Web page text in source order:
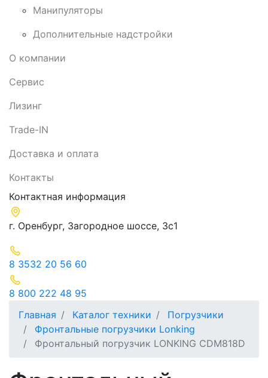
Манипуляторы
Дополнительные надстройки
О компании
Сервис
Лизинг
Trade-IN
Доставка и оплата
Контакты
Контактная информация
г. Оренбург, Загородное шоссе, 3с1
8 3532 20 56 60
8 800 222 48 95
Главная
Каталог техники
Погрузчики
Фронтальные погрузчики Lonking
Фронтальный погрузчик LONKING CDM818D